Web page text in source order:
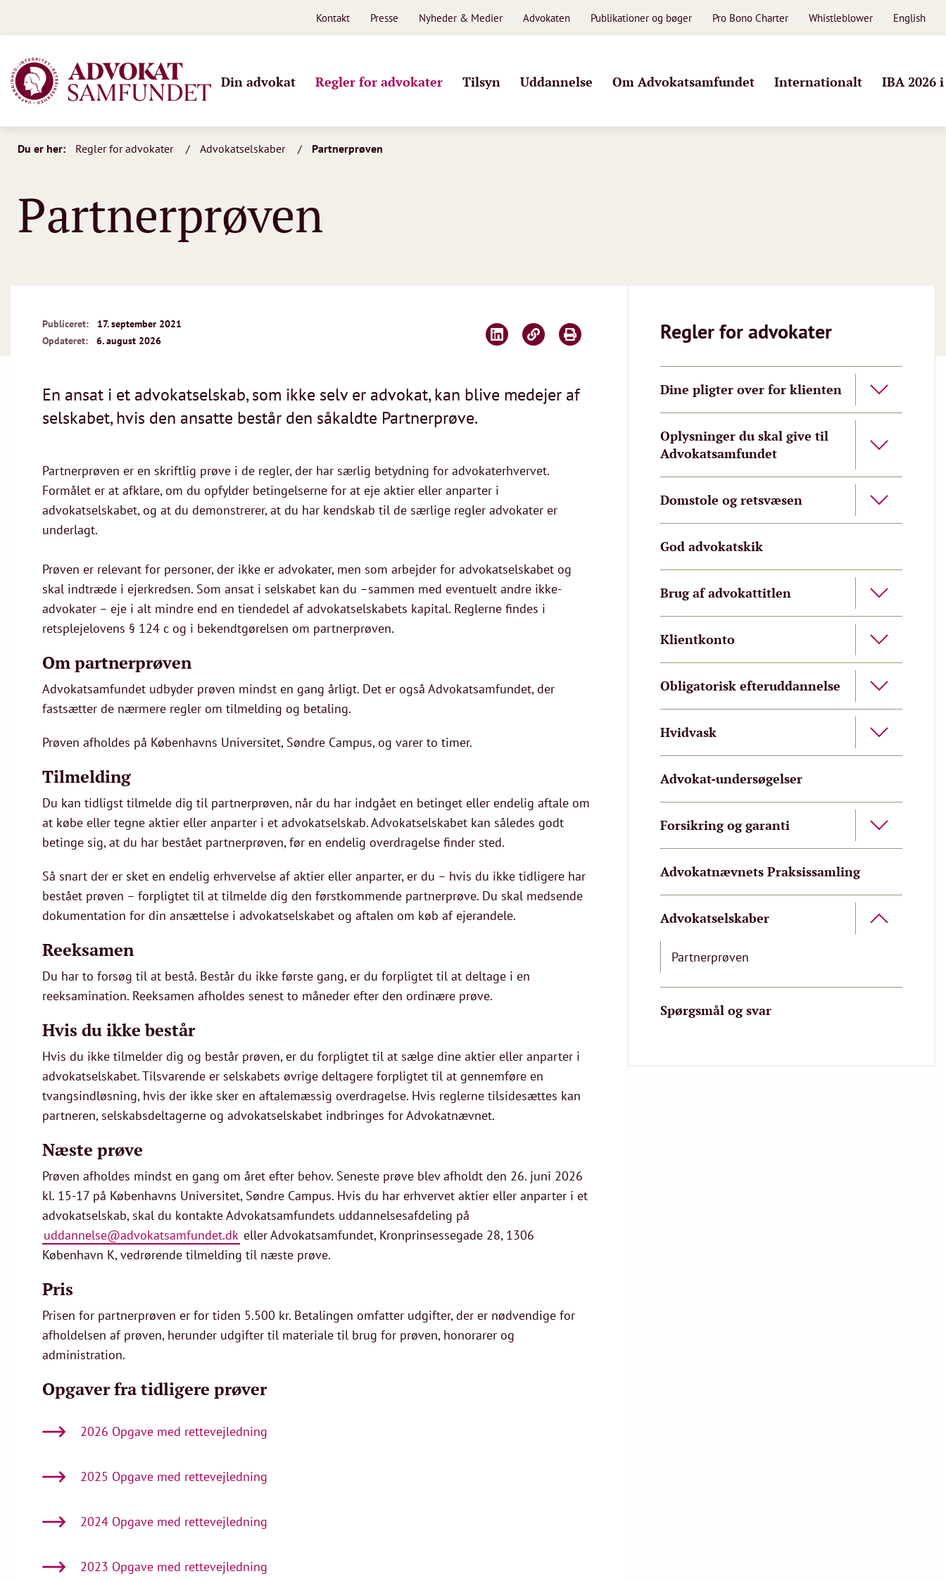
Kontakt Presse Nyheder & Medier Advokaten Publikationer og bøger Pro Bono Charter Whistleblower English
Din advokat Regler for advokater Tilsyn Uddannelse Om Advokatsamfundet Internationalt IBA 2026
Du er her: Regler for advokater Advokatselskaber Partnerprøven
Partnerprøven
Publiceret:
17. september 2021
Opdateret:
6. august 2026
En ansat i et advokatselskab, som ikke selv er advokat, kan blive medejer af
selskabet, hvis den ansatte består den såkaldte Partnerprøve.
Partnerprøven er en skriftlig prøve i de regler, der har særlig betydning for advokaterhvervet.
Formålet er at afklare, om du opfylder betingelserne for at eje aktier eller anparter i
advokatselskabet, og at du demonstrerer, at du har kendskab til de særlige regler advokater er
underlagt.
Prøven er relevant for personer, der ikke er advokater, men som arbejder for advokatselskabet og
skal indtræde i ejerkredsen. Som ansat i selskabet kan du –sammen med eventuelt andre ikke-
advokater – eje i alt mindre end en tiendedel af advokatselskabets kapital. Reglerne findes i
retsplejelovens § 124 c og i bekendtgørelsen om partnerprøven.
Om partnerprøven
Advokatsamfundet udbyder prøven mindst en gang årligt. Det er også Advokatsamfundet, der
fastsætter de nærmere regler om tilmelding og betaling.
Prøven afholdes på Københavns Universitet, Søndre Campus, og varer to timer.
Tilmelding
Du kan tidligst tilmelde dig til partnerprøven, når du har indgået en betinget eller endelig aftale om
at købe eller tegne aktier eller anparter i et advokatselskab. Advokatselskabet kan således godt
betinge sig, at du har bestået partnerprøven, før en endelig overdragelse finder sted.
Så snart der er sket en endelig erhvervelse af aktier eller anparter, er du – hvis du ikke tidligere har
bestået prøven – forpligtet til at tilmelde dig den førstkommende partnerprøve. Du skal medsende
dokumentation for din ansættelse i advokatselskabet og aftalen om køb af ejerandele.
Reeksamen
Du har to forsøg til at bestå. Består du ikke første gang, er du forpligtet til at deltage i en
reeksamination. Reeksamen afholdes senest to måneder efter den ordinære prøve.
Hvis du ikke består
Hvis du ikke tilmelder dig og består prøven, er du forpligtet til at sælge dine aktier eller anparter i
advokatselskabet. Tilsvarende er selskabets øvrige deltagere forpligtet til at gennemføre en
tvangsindløsning, hvis der ikke sker en aftalemæssig overdragelse. Hvis reglerne tilsidesættes kan
partneren, selskabsdeltagerne og advokatselskabet indbringes for Advokatnævnet.
Næste prøve
Prøven afholdes mindst en gang om året efter behov. Seneste prøve blev afholdt den 26. juni 2026
kl. 15-17 på Københavns Universitet, Søndre Campus. Hvis du har erhvervet aktier eller anparter i et
advokatselskab, skal du kontakte Advokatsamfundets uddannelsesafdeling på
uddannelse@advokatsamfundet.dk eller Advokatsamfundet, Kronprinsessegade 28, 1306
København K, vedrørende tilmelding til næste prøve.
Pris
Prisen for partnerprøven er for tiden 5.500 kr. Betalingen omfatter udgifter, der er nødvendige for
afholdelsen af prøven, herunder udgifter til materiale til brug for prøven, honorarer og
administration.
Opgaver fra tidligere prøver
2026 Opgave med rettevejledning
2025 Opgave med rettevejledning
2024 Opgave med rettevejledning
2023 Opgave med rettevejledning
Regler for advokater
Dine pligter over for klienten
Oplysninger du skal give til
Advokatsamfundet
Domstole og retsvæsen
God advokatskik
Brug af advokattitlen
Klientkonto
Obligatorisk efteruddannelse
Hvidvask
Advokat-undersøgelser
Forsikring og garanti
Advokatnævnets Praksissamling
Advokatselskaber
Partnerprøven
Spørgsmål og svar